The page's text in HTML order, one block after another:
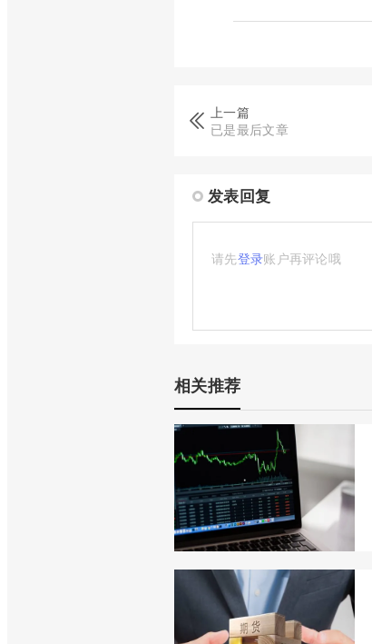
上一篇
已是最后文章
发表回复
请先登录账户再评论哦
相关推荐